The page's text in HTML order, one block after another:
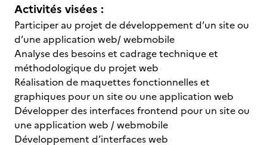
Activités visées :
Participer au projet de développement d’un site ou
d’une application web/ webmobile
Analyse des besoins et cadrage technique et
méthodologique du projet web
Réalisation de maquettes fonctionnelles et
graphiques pour un site ou une application web
Développer des interfaces frontend pour un site ou
une application web / webmobile
Développement d’interfaces web